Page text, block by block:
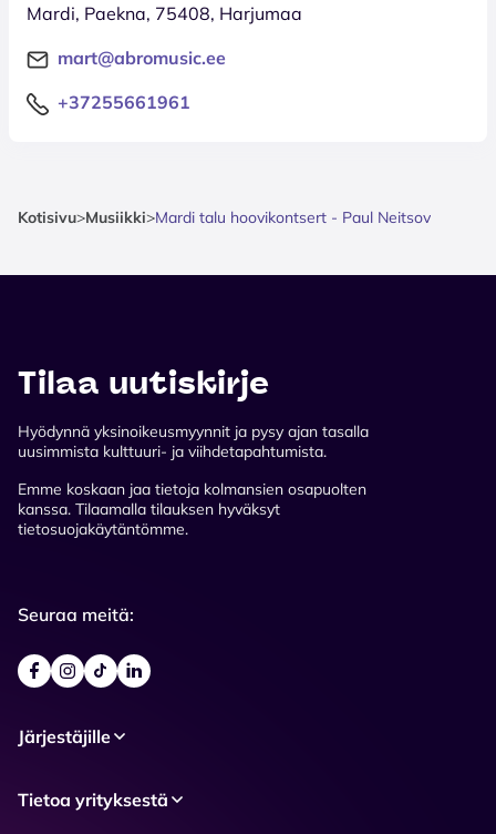
Mardi, Paekna, 75408, Harjumaa
mart@abromusic.ee
+37255661961
Kotisivu>Musiikki>Mardi talu hoovikontsert - Paul Neitsov
Tilaa uutiskirje
Hyödynnä yksinoikeusmyynnit ja pysy ajan tasalla
uusimmista kulttuuri- ja viihdetapahtumista.
Emme koskaan jaa tietoja kolmansien osapuolten
kanssa. Tilaamalla tilauksen hyväksyt
tietosuojakäytäntömme.
Seuraa meitä:
Järjestäjille
Tietoa yrityksestä